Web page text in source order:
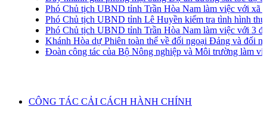
Phó Chủ tịch UBND tỉnh Trần Hòa Nam làm việc với xã
Phó Chủ tịch UBND tỉnh Lê Huyền kiểm tra tình hình thu
Phó Chủ tịch UBND tỉnh Trần Hòa Nam làm việc với 3 địa
Khánh Hòa dự Phiên toàn thể về đối ngoại Đảng và đối
Đoàn công tác của Bộ Nông nghiệp và Môi trường làm
CÔNG TÁC CẢI CÁCH HÀNH CHÍNH